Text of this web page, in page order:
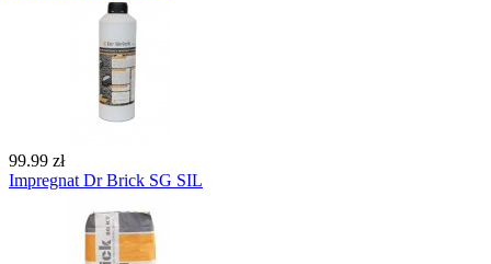
99.99 zł
Impregnat Dr Brick SG SIL